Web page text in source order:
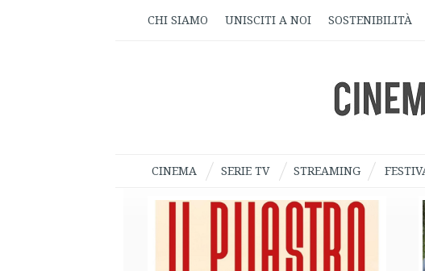
CHI SIAMO UNISCITI A NOI SOSTENIBILITÀ
CINEMA SERIE TV STREAMING